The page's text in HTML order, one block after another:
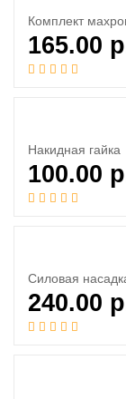
165.00
Накидная гайка
100.00
Силовая
240.00